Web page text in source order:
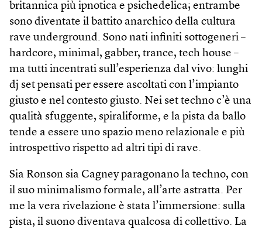
britannica più ipnotica e psichedelica; entrambe
sono diventate il battito anarchico della cultura
rave underground. Sono nati infiniti sottogeneri –
hardcore, minimal, gabber, trance, tech house –
ma tutti incentrati sull’esperienza dal vivo: lunghi
dj set pensati per essere ascoltati con l’impianto
giusto e nel contesto giusto. Nei set techno c’è una
qualità sfuggente, spiraliforme, e la pista da ballo
tende a essere uno spazio meno relazionale e più
introspettivo rispetto ad altri tipi di rave.
Sia Ronson sia Cagney paragonano la techno, con
il suo minimalismo formale, all’arte astratta. Per
me la vera rivelazione è stata l’immersione: sulla
pista, il suono diventava qualcosa di collettivo. La